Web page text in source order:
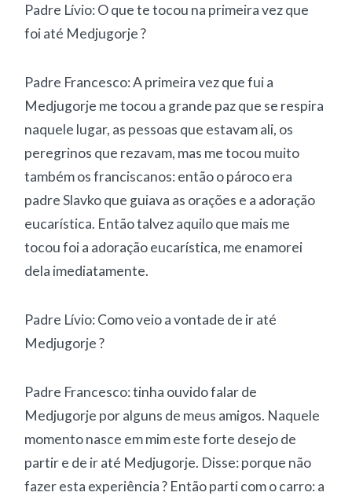
Padre Lívio: O que te tocou na primeira vez que
foi até Medjugorje ?
Padre Francesco: A primeira vez que fui a
Medjugorje me tocou a grande paz que se respira
naquele lugar, as pessoas que estavam ali, os
peregrinos que rezavam, mas me tocou muito
também os franciscanos: então o pároco era
padre Slavko que guiava as orações e a adoração
eucarística. Então talvez aquilo que mais me
tocou foi a adoração eucarística, me enamorei
dela imediatamente.
Padre Lívio: Como veio a vontade de ir até
Medjugorje ?
Padre Francesco: tinha ouvido falar de
Medjugorje por alguns de meus amigos. Naquele
momento nasce em mim este forte desejo de
partir e de ir até Medjugorje. Disse: porque não
fazer esta experiência ? Então parti com o carro: a